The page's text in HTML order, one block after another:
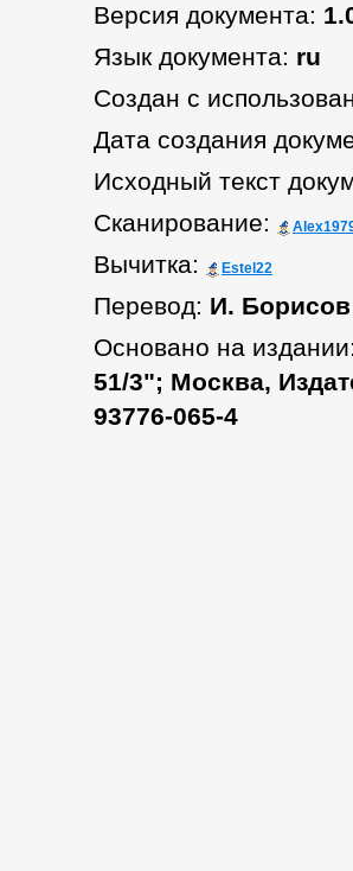
Версия документа:
Язык документа: ru
Создан с
Дата создания
Исходный текст
Сканирование:
Вычитка: Estel22
Перевод: И. Борисов
Основано на
51/3"; Москва,
93776-065-4